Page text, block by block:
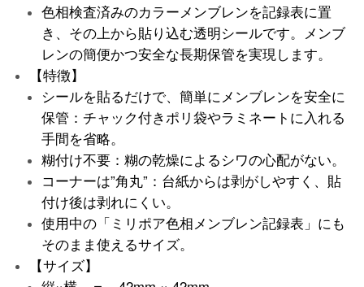
色相検査済みのカラーメンブレンを記録表に置
き、その上から貼り込む透明シールです。メンブ
レンの簡便かつ安全な長期保管を実現します。
【特徴】
シールを貼るだけで、簡単にメンブレンを安全に
保管：チャック付きポリ袋やラミネートに入れる
手間を省略。
糊付け不要：糊の乾燥によるシワの心配がない。
コーナーは”角丸”：台紙からは剥がしやすく、貼
付け後は剥れにくい。
使用中の「ミリポア色相メンブレン記録表」にも
そのまま使えるサイズ。
【サイズ】